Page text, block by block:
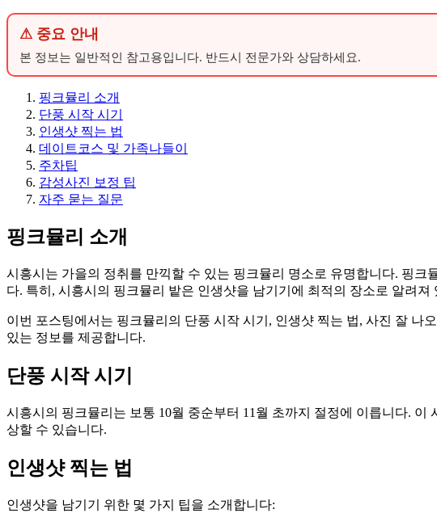
⚠ 중요 안내
본 정보는 일반적인 참고용입니다. 반드시 전문가와 상담하세요.
핑크뮬리 소개
단풍 시작 시기
인생샷 찍는 법
데이트코스 및 가족나들이
주차팁
감성사진 보정 팁
자주 묻는 질문
핑크뮬리 소개
시흥시는 가을의 정취를 만끽할 수 있는 핑크뮬리 명소로 유명합니다. 핑
다. 특히, 시흥시의 핑크뮬리 밭은 인생샷을 남기기에 최적의 장소로 알려
이번 포스팅에서는 핑크뮬리의 단풍 시작 시기, 인생샷 찍는 법, 사진 잘 나
있는 정보를 제공합니다.
단풍 시작 시기
시흥시의 핑크뮬리는 보통 10월 중순부터 11월 초까지 절정에 이릅니다.
상할 수 있습니다.
인생샷 찍는 법
인생샷을 남기기 위한 몇 가지 팁을 소개합니다: